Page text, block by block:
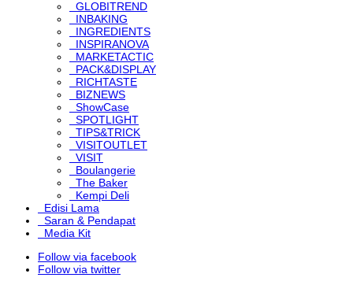
GLOBITREND
INBAKING
INGREDIENTS
INSPIRANOVA
MARKETACTIC
PACK&DISPLAY
RICHTASTE
BIZNEWS
ShowCase
SPOTLIGHT
TIPS&TRICK
VISITOUTLET
VISIT
Boulangerie
The Baker
Kempi Deli
Edisi Lama
Saran & Pendapat
Media Kit
Follow via facebook
Follow via twitter